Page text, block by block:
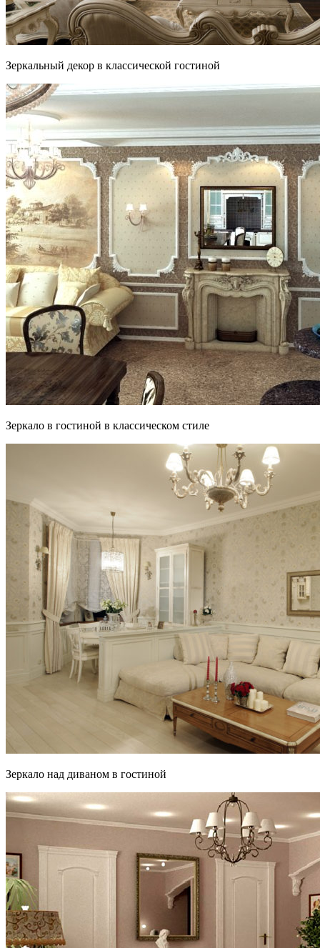
Зеркальный декор в классической гостиной
Зеркало в гостиной в классическом стиле
Зеркало над диваном в гостиной